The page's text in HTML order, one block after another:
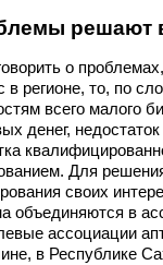
решают
о
в регионе, то, по
всего малого
денег,
Для
своих
объединяются в
ассоциации
в Республике